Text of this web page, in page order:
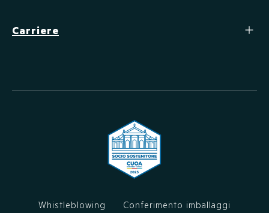
Carriere
Whistleblowing
Conferimento imballaggi